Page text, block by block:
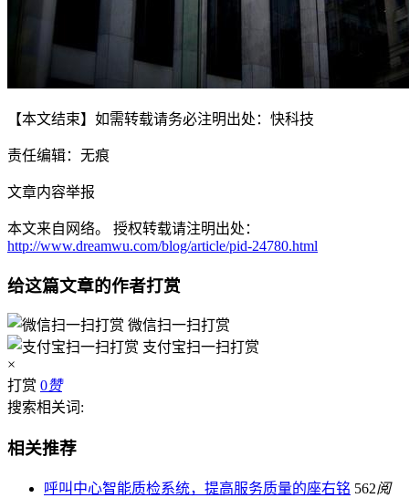
【本文结束】如需转载请务必注明出处：快科技
责任编辑：无痕
文章内容举报
本文来自网络。 授权转载请注明出处：
http://www.dreamwu.com/blog/article/pid-24780.html
给这篇文章的作者打赏
微信扫一扫打赏
支付宝扫一扫打赏
×
打赏 0赞
搜索相关词:
相关推荐
呼叫中心智能质检系统，提高服务质量的座右铭 562阅